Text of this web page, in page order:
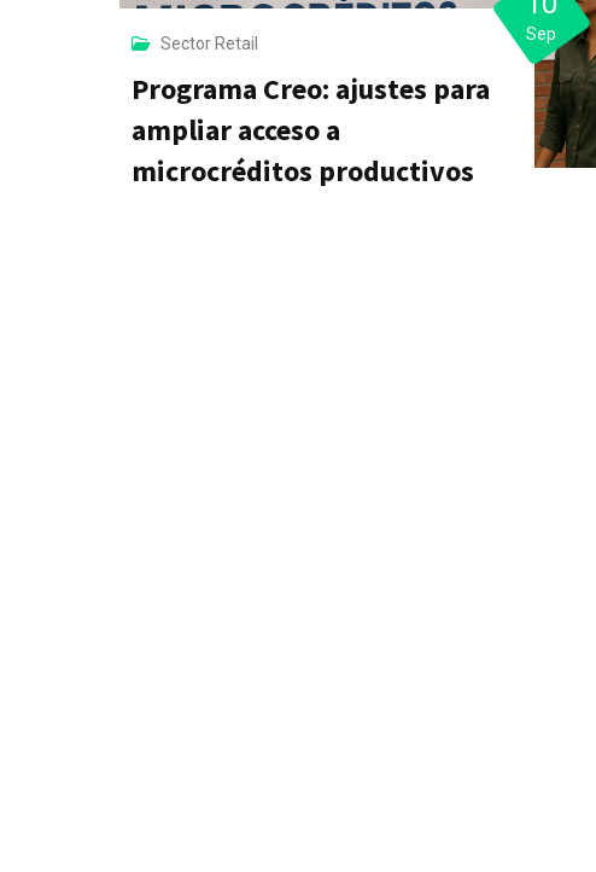
Sector Retail
Programa Creo: ajustes para
ampliar acceso a
microcréditos productivos
Sep